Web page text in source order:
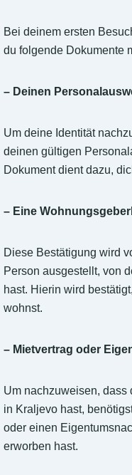
Bei deinem ersten
du folgende Dokumente
– Deinen
Um deine Identität
deinen gültigen
Dokument dient dazu,
– Eine
Diese Bestätigung wird
Person ausgestellt, von
hast. Hierin wird
wohnst.
– Mietvertrag oder
Um nachzuweisen, dass
in Kraljevo hast,
oder einen
erworben hast.